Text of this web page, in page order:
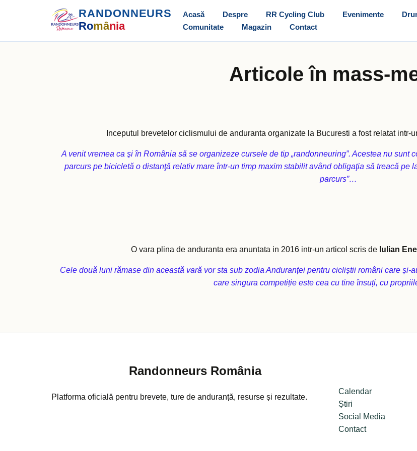
RANDONNEURS
România
Acasă Despre RR Cycling Club Evenimente
Comunitate
Magazin Contact
Articole în mass-
Inceputul brevetelor ciclismului de anduranta organizate la Bucuresti a fost relatat intr-
A venit vremea ca şi în România să se organizeze cursele de tip „randonneuring”. Acestea nu
parcurs pe bicicletă o distanţă relativ mare într-un timp maxim stabilit având obligaţia să treacă pe
parcurs”…
O vara plina de anduranta era anuntata in 2016 intr-un articol scris de Iulian Ene
Cele două luni rămase din această vară vor sta sub zodia Anduranței pentru cicliștii români care
care singura competiție este cea cu tine însuți, cu
Randonneurs România
Platforma oficială pentru brevete, ture de anduranță, resurse și rezultate.
Calendar
Știri
Social Media
Contact